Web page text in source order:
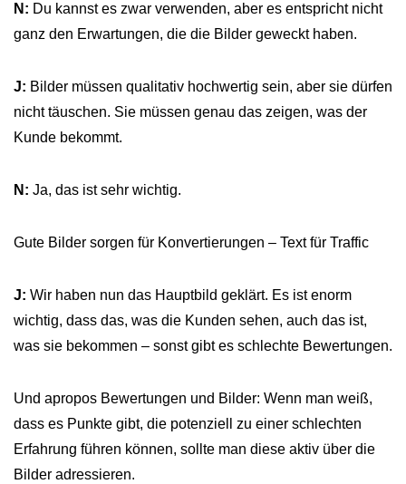
N: Du kannst es zwar verwenden, aber es entspricht nicht
ganz den Erwartungen, die die Bilder geweckt haben.
J: Bilder müssen qualitativ hochwertig sein, aber sie dürfen
nicht täuschen. Sie müssen genau das zeigen, was der
Kunde bekommt.
N: Ja, das ist sehr wichtig.
Gute Bilder sorgen für Konvertierungen – Text für Traffic
J: Wir haben nun das Hauptbild geklärt. Es ist enorm
wichtig, dass das, was die Kunden sehen, auch das ist,
was sie bekommen – sonst gibt es schlechte Bewertungen.
Und apropos Bewertungen und Bilder: Wenn man weiß,
dass es Punkte gibt, die potenziell zu einer schlechten
Erfahrung führen können, sollte man diese aktiv über die
Bilder adressieren.